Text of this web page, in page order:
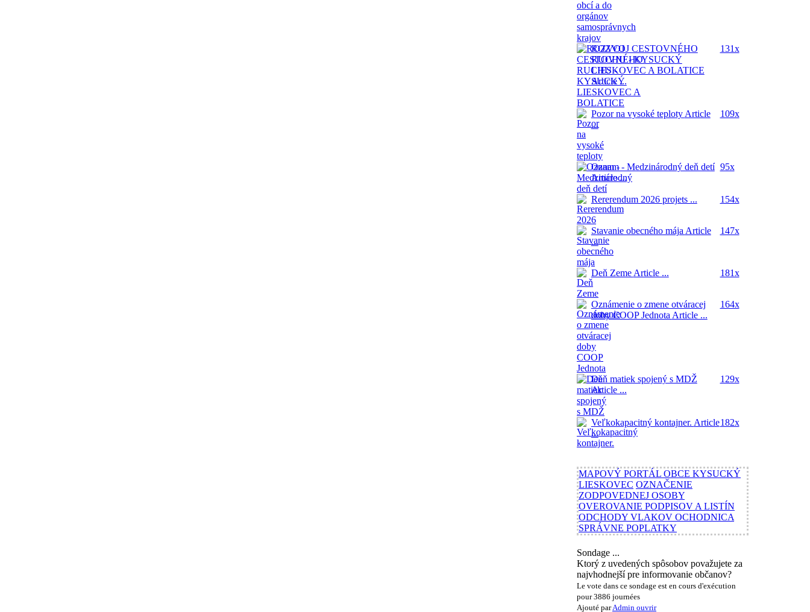
ROZVOJ CESTOVNÉHO
RUCHU - KYSUCKÝ
LIESKOVEC A BOLATICE
Article ...
131x
Pozor na vysoké teploty Article
...
109x
Oznam - Medzinárodný deň detí
Article ...
95x
Rererendum 2026 projets ... 154x
Stavanie obecného mája Article
...
147x
Deň Zeme Article ... 181x
Oznámenie o zmene otváracej
doby COOP Jednota Article ...
164x
Deň matiek spojený s MDŽ
Article ...
129x
Veľkokapacitný kontajner. Article
...
182x
MAPOVÝ PORTÁL OBCE KYSUCKÝ
LIESKOVEC OZNAČENIE
ZODPOVEDNEJ OSOBY
OVEROVANIE PODPISOV A LISTÍN
ODCHODY VLAKOV OCHODNICA
SPRÁVNE POPLATKY
Sondage ...
Ktorý z uvedených spôsobov považujete za
najvhodnejší pre informovanie občanov?
Le vote dans ce sondage est en cours d'exécution
pour 3886 journées
Ajouté parAdmin ouvrir